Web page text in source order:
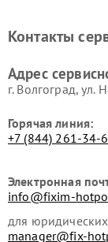
Hotpoint Ariston
Ariston
Контакты
Адрес
г. Волгоград, ул.
Горячая линия:
+7 (844) 261-34-
Электронная
info@fixim-
для
manager@fix-